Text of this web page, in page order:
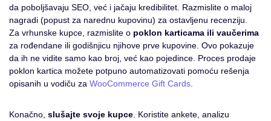
da poboljšavaju SEO, već i jačaju kredibilitet. Razmislite o maloj
nagradi (popust za narednu kupovinu) za ostavljenu recenziju.
Za vrhunske kupce, razmislite o poklon karticama ili vaučerima
za rođendane ili godišnjicu njihove prve kupovine. Ovo pokazuje
da ih ne vidite samo kao broj, već kao pojedince. Proces prodaje
poklon kartica možete potpuno automatizovati pomoću rešenja
opisanih u vodiču za WooCommerce Gift Cards
Konačno, slušajte svoje kupce . Koristite ankete, analizu